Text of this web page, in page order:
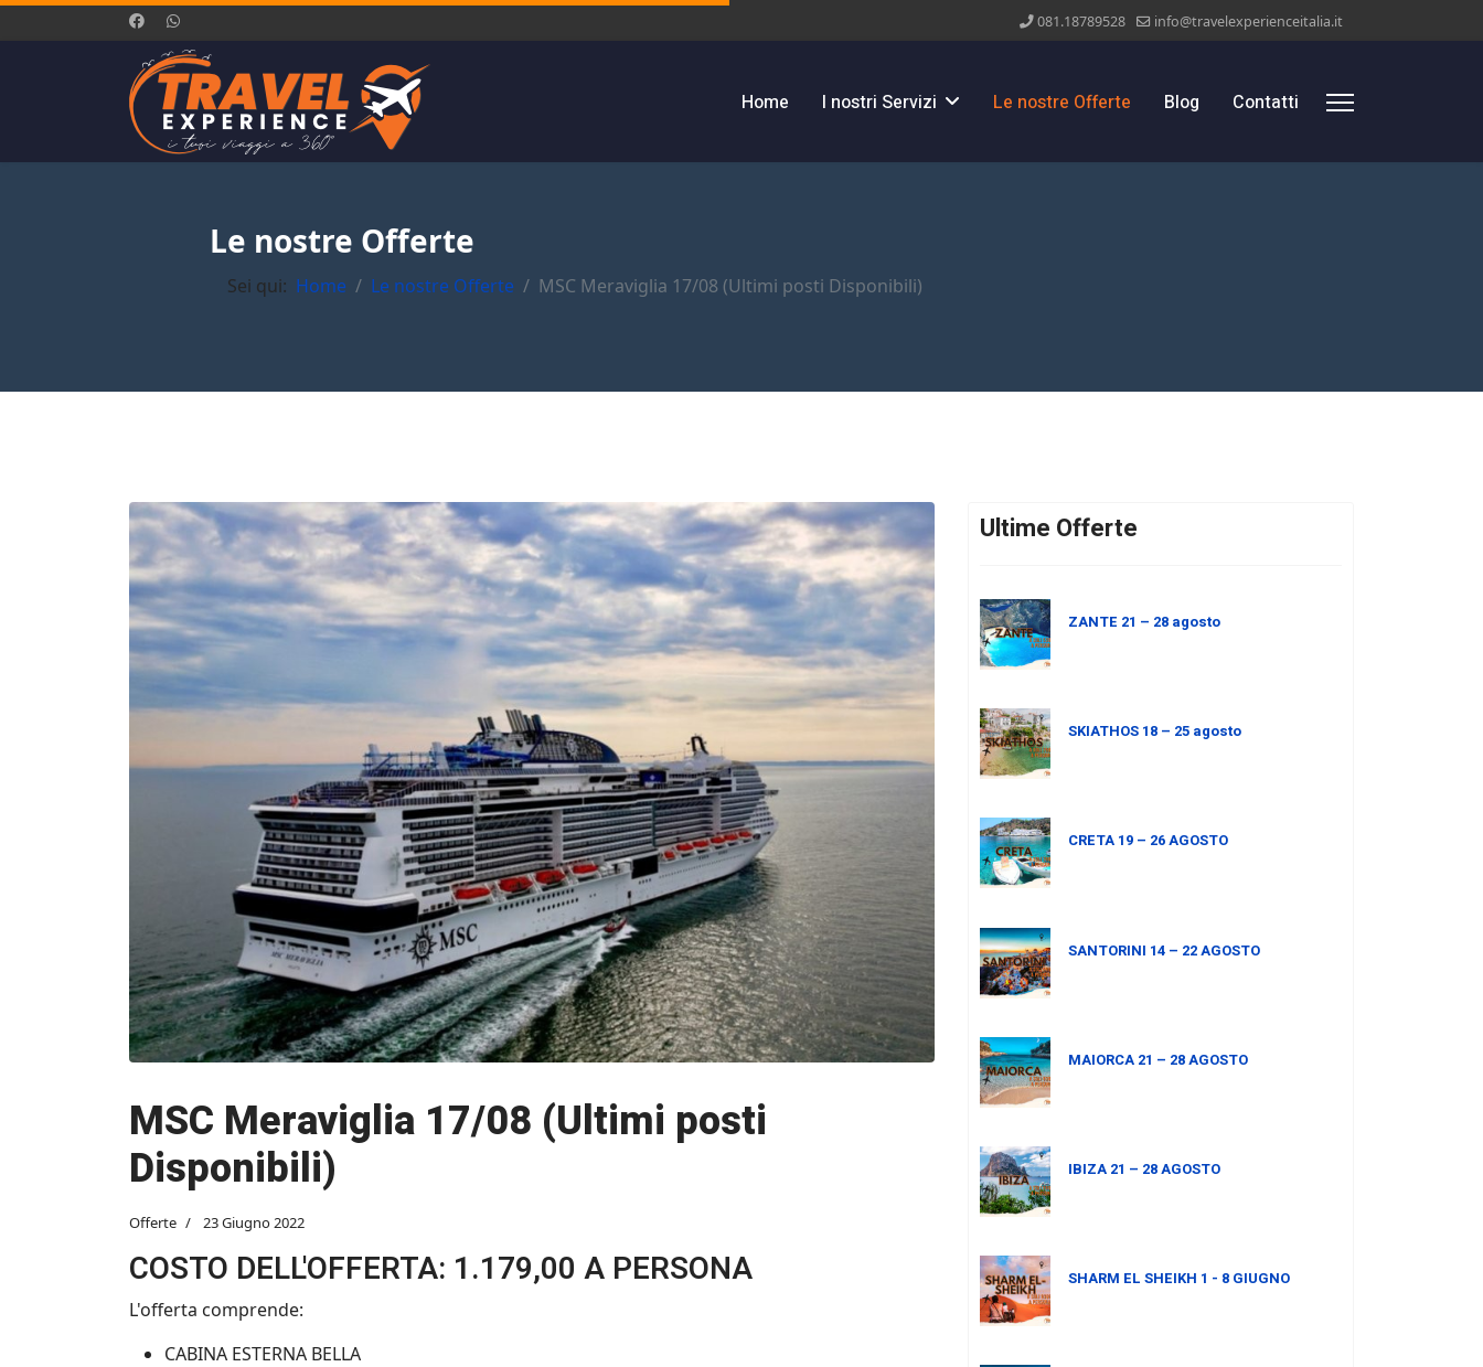
081.18789528 info@travelexperienceitalia.it
Home I nostri Servizi Le nostre Offerte Blog Contatti
Le nostre Offerte
Sei qui: Home Le nostre Offerte MSC Meraviglia 17/08 (Ultimi posti Disponibili)
MSC Meraviglia 17/08 (Ultimi posti
Disponibili)
Offerte 23 Giugno 2022
COSTO DELL'OFFERTA: 1.179,00 A PERSONA
L'offerta comprende:
CABINA ESTERNA BELLA
Ultime Offerte
ZANTE 21 – 28 agosto
SKIATHOS 18 – 25 agosto
CRETA 19 – 26 AGOSTO
SANTORINI 14 – 22 AGOSTO
MAIORCA 21 – 28 AGOSTO
IBIZA 21 – 28 AGOSTO
SHARM EL SHEIKH 1 - 8 GIUGNO